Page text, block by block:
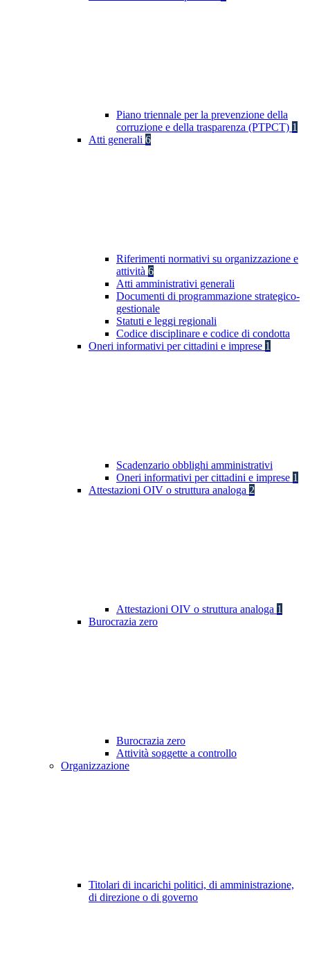
Piano triennale per la prevenzione della
corruzione e della trasparenza (PTPCT) 1
Atti generali 6
Riferimenti normativi su organizzazione e
attività 6
Atti amministrativi generali
Documenti di programmazione strategico-
gestionale
Statuti e leggi regionali
Codice disciplinare e codice di condotta
Oneri informativi per cittadini e imprese 1
Scadenzario obblighi amministrativi
Oneri informativi per cittadini e imprese 1
Attestazioni OIV o struttura analoga 2
Attestazioni OIV o struttura analoga 1
Burocrazia zero
Burocrazia zero
Attività soggette a controllo
Organizzazione
Titolari di incarichi politici, di amministrazione,
di direzione o di governo